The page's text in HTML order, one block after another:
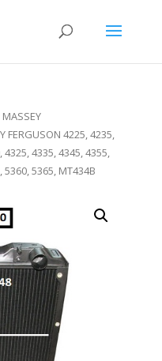
MASSEY
FERGUSON 4225, 4235,
4325, 4335, 4345, 4355,
5360, 5365, MT434B